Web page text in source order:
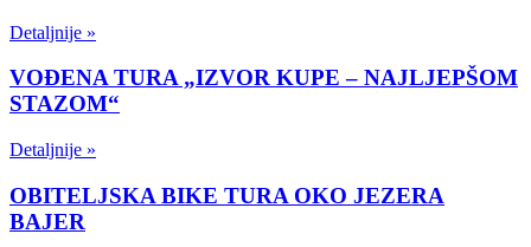
Detaljnije »
VOĐENA TURA „IZVOR KUPE – NAJLJEPŠOM
STAZOM“
Detaljnije »
OBITELJSKA BIKE TURA OKO JEZERA
BAJER